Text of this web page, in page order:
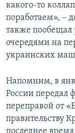
какого-то
поработаем», –
также
очередями на
украинских
Напомним, в
России передал
переправой от
правительству